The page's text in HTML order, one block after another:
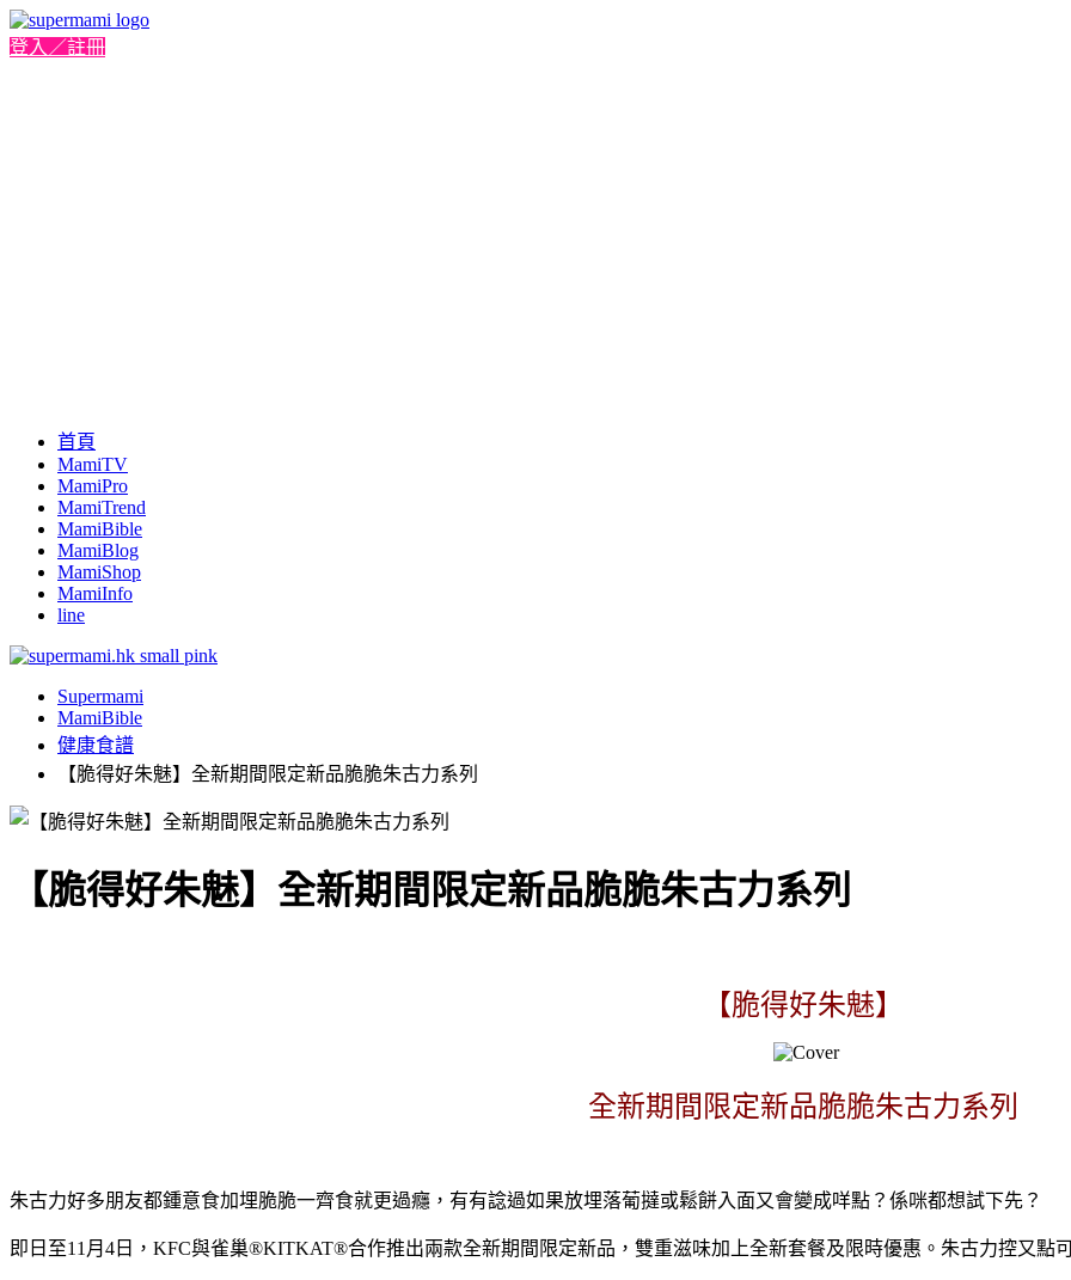
登入／註冊
首頁
MamiTV
MamiPro
MamiTrend
MamiBible
MamiBlog
MamiShop
MamiInfo
line
Supermami
MamiBible
健康食譜
【脆得好朱魅】全新期間限定新品脆脆朱古力系列
【脆得好朱魅】全新期間限定新品脆脆朱古力系列
【脆得好朱魅】
全新期間限定新品脆脆朱古力系列
朱古力好多朋友都鍾意食加埋脆脆一齊食就更過癮，有有諗過如果放埋落葡撻或鬆餅入面又會變成咩點？係咪都想試下先？
即日至11月4日，KFC與雀巢®KITKAT®合作推出兩款全新期間限定新品，雙重滋味加上全新套餐及限時優惠。朱古力控又點